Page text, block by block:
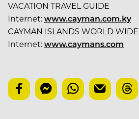
VACATION TRAVEL GUIDE
Internet:www.cayman.com.ky
CAYMAN ISLANDS WORLD
Internet:www.caymans.com